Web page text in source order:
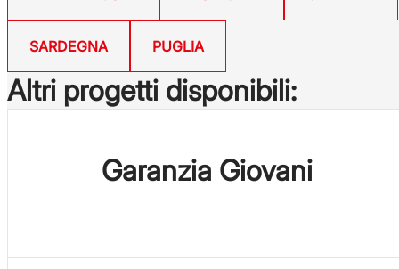
SARDEGNA PUGLIA
Altri progetti disponibili:
Garanzia Giovani